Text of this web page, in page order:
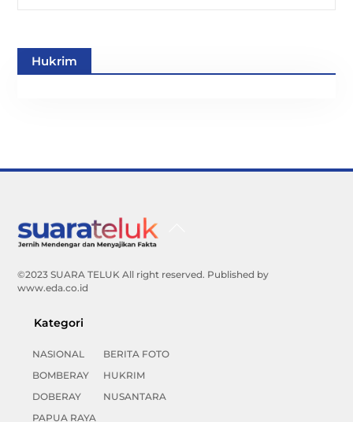
Hukrim
©2023 SUARA TELUK All right reserved. Published by
www.eda.co.id
Kategori
NASIONAL
BOMBERAY
DOBERAY
PAPUA RAYA
BERITA FOTO
HUKRIM
NUSANTARA